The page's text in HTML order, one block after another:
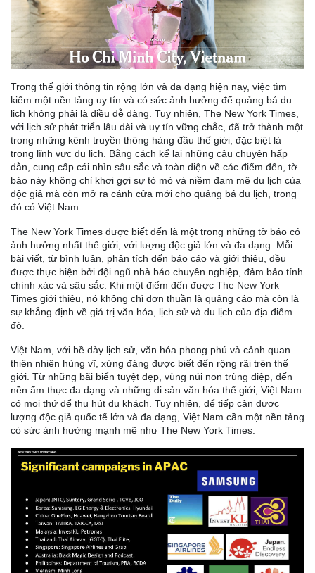
Trong thế giới thông tin rộng lớn và đa dạng hiện nay, việc tìm
kiếm một nền tảng uy tín và có sức ảnh hưởng để quảng bá du
lịch không phải là điều dễ dàng. Tuy nhiên, The New York Times,
với lịch sử phát triển lâu dài và uy tín vững chắc, đã trở thành một
trong những kênh truyền thông hàng đầu thế giới, đặc biệt là
trong lĩnh vực du lịch. Bằng cách kể lại những câu chuyện hấp
dẫn, cung cấp cái nhìn sâu sắc và toàn diện về các điểm đến, tờ
báo này không chỉ khơi gợi sự tò mò và niềm đam mê du lịch của
độc giả mà còn mở ra cánh cửa mới cho quảng bá du lịch, trong
đó có Việt Nam.
The New York Times được biết đến là một trong những tờ báo có
ảnh hưởng nhất thế giới, với lượng độc giả lớn và đa dạng. Mỗi
bài viết, từ bình luận, phân tích đến báo cáo và giới thiệu, đều
được thực hiện bởi đội ngũ nhà báo chuyên nghiệp, đảm bảo tính
chính xác và sâu sắc. Khi một điểm đến được The New York
Times giới thiệu, nó không chỉ đơn thuần là quảng cáo mà còn là
sự khẳng định về giá trị văn hóa, lịch sử và du lịch của địa điểm
đó.
Việt Nam, với bề dày lịch sử, văn hóa phong phú và cảnh quan
thiên nhiên hùng vĩ, xứng đáng được biết đến rộng rãi trên thế
giới. Từ những bãi biển tuyệt đẹp, vùng núi non trùng điệp, đến
nền ẩm thực đa dạng và những di sản văn hóa thế giới, Việt Nam
có mọi thứ để thu hút du khách. Tuy nhiên, để tiếp cận được
lượng độc giả quốc tế lớn và đa dạng, Việt Nam cần một nền tảng
có sức ảnh hưởng mạnh mẽ như The New York Times.